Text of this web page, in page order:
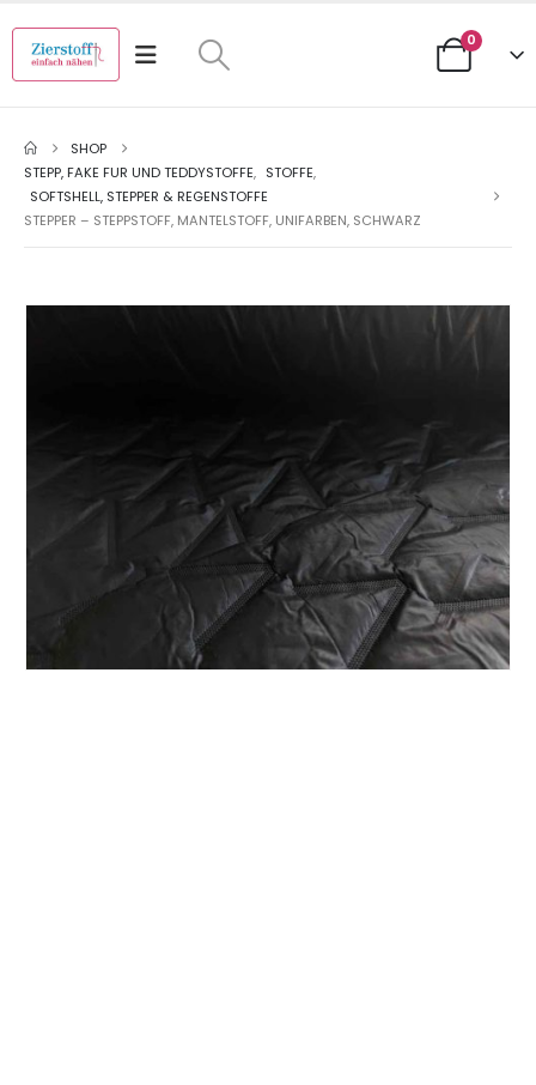
0
SHOP
STEPP, FAKE FUR UND TEDDYSTOFFE, STOFFE,
SOFTSHELL, STEPPER & REGENSTOFFE
STEPPER – STEPPSTOFF, MANTELSTOFF, UNIFARBEN, SCHWARZ